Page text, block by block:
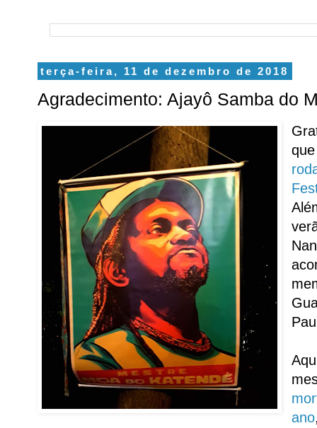
terça-feira, 11 de dezembro de 2018
Agradecimento: Ajayô Samba do
ano